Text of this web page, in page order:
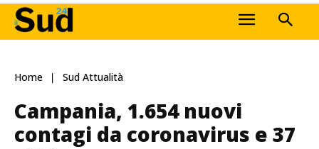
Home Sud Attualità
Campania, 1.654 nuovi
contagi da coronavirus e 37